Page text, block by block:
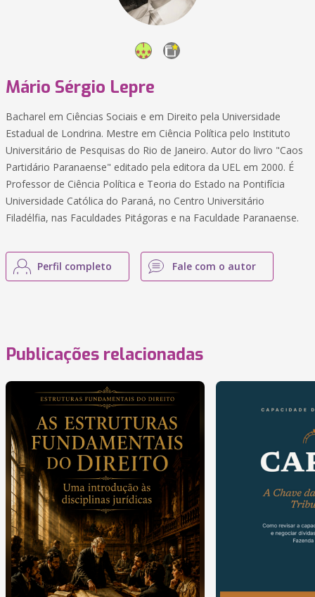
Mário Sérgio Lepre
Bacharel em Ciências Sociais e em Direito pela Universidade
Estadual de Londrina. Mestre em Ciência Política pelo Instituto
Universitário de Pesquisas do Rio de Janeiro. Autor do livro "Caos
Partidário Paranaense" editado pela editora da UEL em 2000. É
Professor de Ciência Política e Teoria do Estado na Pontifícia
Universidade Católica do Paraná, no Centro Universitário
Filadélfia, nas Faculdades Pitágoras e na Faculdade Paranaense.
Perfil completo Fale com o autor
Publicações relacionadas